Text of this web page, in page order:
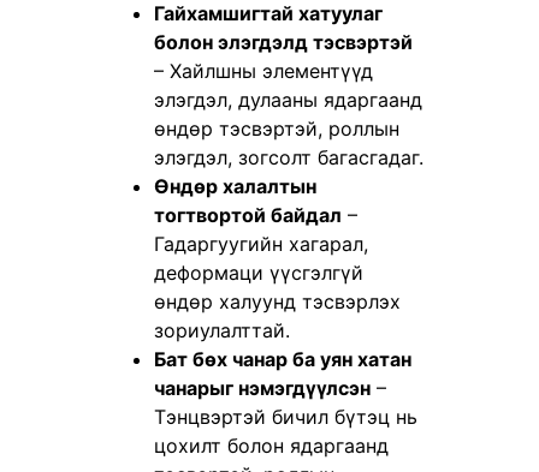
Гайхамшигтай хатуулаг
болон элэгдэлд тэсвэртэй
– Хайлшны элементүүд
элэгдэл, дулааны ядаргаанд
өндөр тэсвэртэй, роллын
элэгдэл, зогсолт багасгадаг.
Өндөр халалтын
тогтвортой байдал –
Гадаргуугийн хагарал,
деформаци үүсгэлгүй
өндөр халуунд тэсвэрлэх
зориулалттай.
Бат бөх чанар ба уян хатан
чанарыг нэмэгдүүлсэн–
Тэнцвэртэй бичил бүтэц нь
цохилт болон ядаргаанд